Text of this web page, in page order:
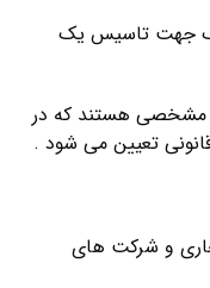
موجود حداقل ۲ شریک جهت تاسیس یک
مشخصی هستند که در
تعیین می شود .
تجاری و شرکت های